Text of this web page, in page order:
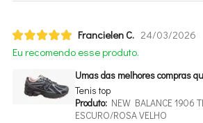
Francielen C. 24/03/2026
Eu recomendo esse produto.
Umas das melhores compras
Tenis top
Produto:NEW BALANCE 1906
ESCURO/ROSA VELHO